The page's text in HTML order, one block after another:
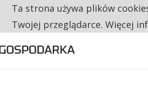
TRZECH NA CZTERECH PONOWNIE
Ta strona używa plików
Twojej przeglądarce. Więcej